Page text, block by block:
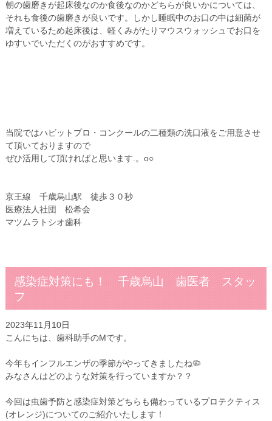
朝の歯磨きが起床後なのか食後なのかどちらが良いかについては、
それも食後の歯磨きが良いです。しかし睡眠中のお口の中は細菌が
増えているため起床後は、軽くみがたりマウスウォッシュでお口を
ゆすいでいただくのがおすすめです。
当院ではハビットプロ・コンクールの二種類の洗口液をご用意させ
て頂いておりますので
ぜひ活用して頂ければと思います.。o○
京王線 千歳烏山駅 徒歩３０秒
医療法人社団 松希会
マツムラトシオ歯科
感染症対策にも！ 千歳烏山 歯医者 スタッ
フ
2023年11月10日
こんにちは、歯科助手のMです。
今年もインフルエンザの季節がやってきましたね🦠
みなさんはどのような対策を行っていますか？？
今回は虫歯予防と感染症対策どちらも備わっているプロテクティス
(オレンジ)についてのご紹介いたします！